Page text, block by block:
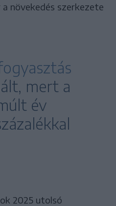
növekedés szerkezete
mert a
év
2025 utolsó